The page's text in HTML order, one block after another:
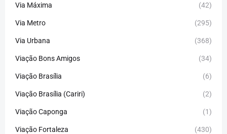
Via Máxima (42)
Via Metro (295)
Via Urbana (368)
Viação Bons Amigos (34)
Viação Brasília (6)
Viação Brasília (Cariri) (2)
Viação Caponga (1)
Viação Fortaleza (430)